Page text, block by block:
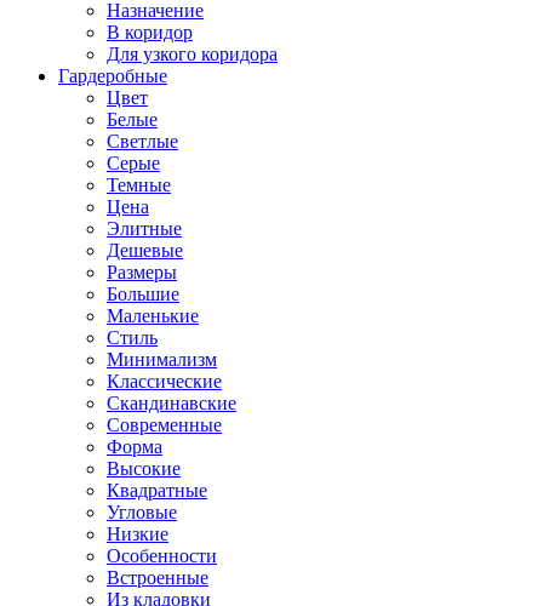
Назначение
В коридор
Для узкого коридора
Гардеробные
Цвет
Белые
Светлые
Серые
Темные
Цена
Элитные
Дешевые
Размеры
Большие
Маленькие
Стиль
Минимализм
Классические
Скандинавские
Современные
Форма
Высокие
Квадратные
Угловые
Низкие
Особенности
Встроенные
Из кладовки